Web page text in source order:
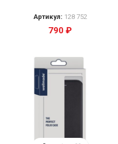
Артикул: 128 752
790 ₽